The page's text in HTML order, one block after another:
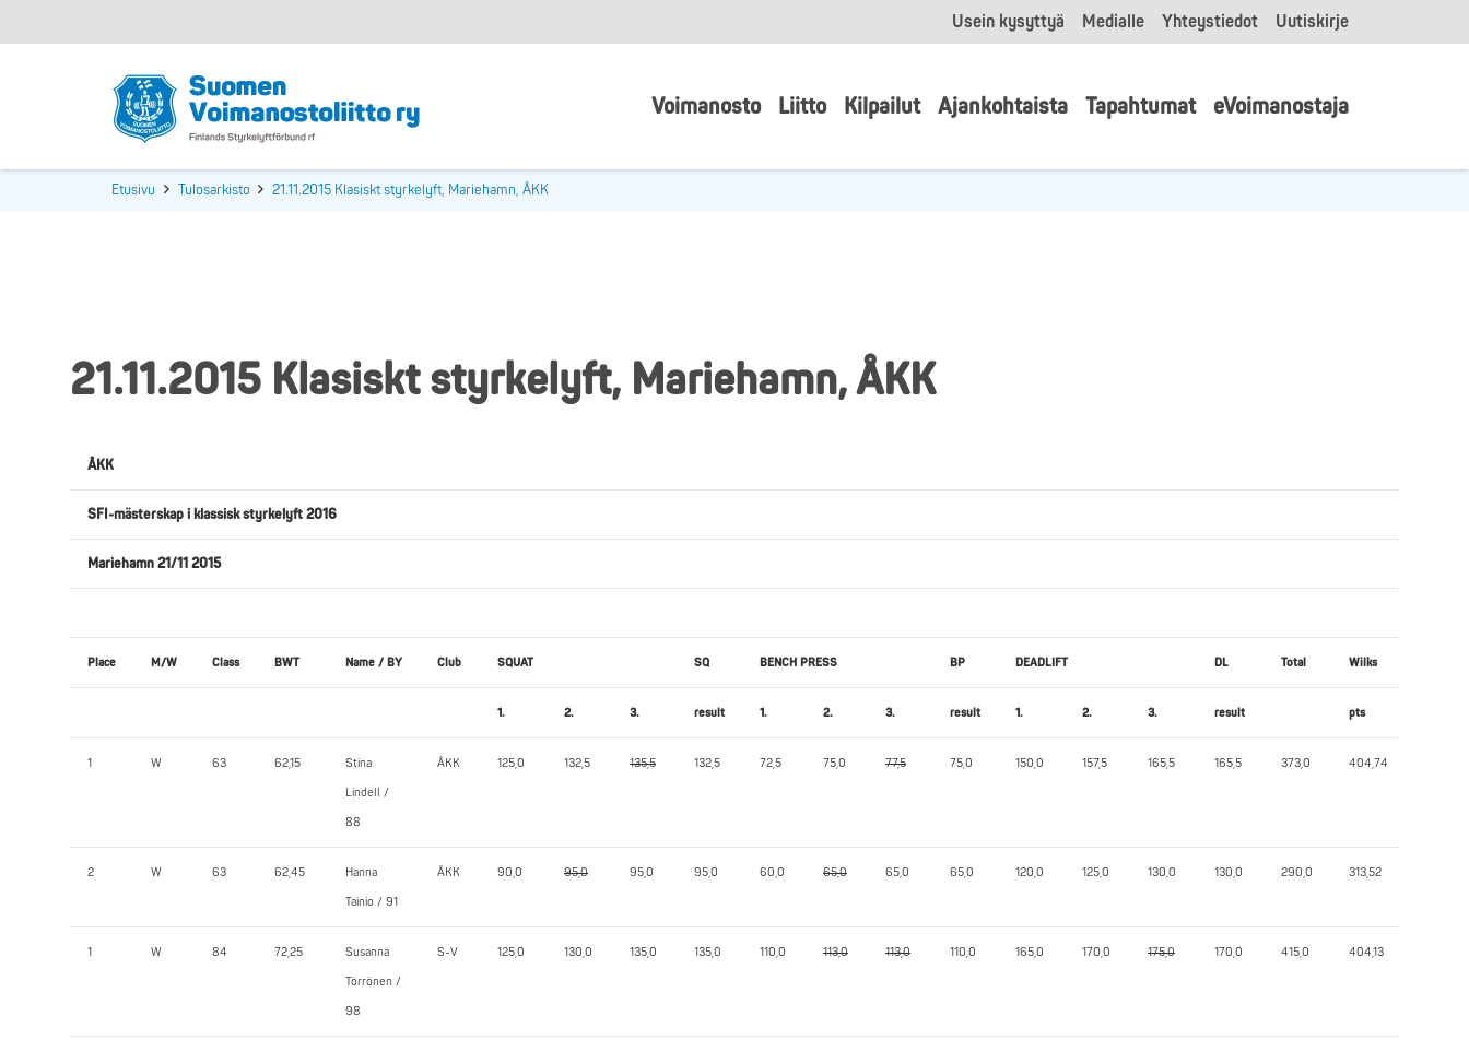
Usein kysyttyä Medialle Yhteystiedot Uutiskirje
Voimanosto Liitto Kilpailut Ajankohtaista Tapahtumat eVoimanostaja
Etusivu Tulosarkisto 21.11.2015 Klasiskt styrkelyft, Mariehamn, ÅKK
21.11.2015 Klasiskt styrkelyft, Mariehamn, ÅKK
ÅKK
SFI-mästerskap i klassisk styrkelyft 2016
Mariehamn 21/11 2015
Place M/W Class BWT Name / BY Club SQUAT SQ BENCH PRESS BP DEADLIFT DL Total Wilks
1. 2. 3. result 1. 2. 3. result 1. 2. 3. result pts
1 W 63 62,15 Stina
Lindell /
88
ÅKK 125,0 132,5 135,5 132,5 72,5 75,0 77,5 75,0 150,0 157,5 165,5 165,5 373,0 404,74
2 W 63 62,45 Hanna
Tainio / 91
ÅKK 90,0 95,0 95,0 95,0 60,0 65,0 65,0 65,0 120,0 125,0 130,0 130,0 290,0 313,52
1 W 84 72,25 Susanna
Törrönen /
98
S-V 125,0 130,0 135,0 135,0 110,0 113,0 113,0 110,0 165,0 170,0 175,0 170,0 415,0 404,13